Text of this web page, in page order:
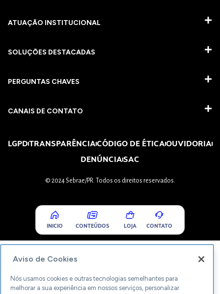
ATUAÇÃO INSTITUCIONAL
SOLUÇÕES DESTACADAS
PERGUNTAS CHAVES​
CANAIS DE CONTATO
LGPDTRANSPARÊNCIACÓDIGO DE ÉTICAOUVIDORIA
DENÚNCIASAC
© 2024 Sebrae/PR. Todos os direitos reservados.
INICIO CONTEÚDOS LOJA CONTATO
Aviso de Cookies
Nós usamos cookies e outras tecnologias semelhantes para
melhorar a sua experiência em nossos serviços, personalizar